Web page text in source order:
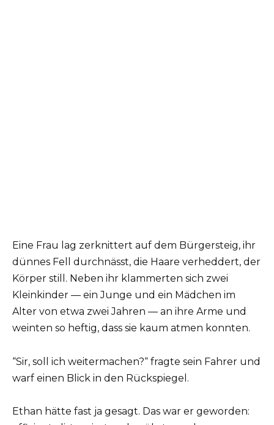
Eine Frau lag zerknittert auf dem Bürgersteig, ihr
dünnes Fell durchnässt, die Haare verheddert, der
Körper still. Neben ihr klammerten sich zwei
Kleinkinder — ein Junge und ein Mädchen im
Alter von etwa zwei Jahren — an ihre Arme und
weinten so heftig, dass sie kaum atmen konnten.
“Sir, soll ich weitermachen?“ fragte sein Fahrer und
warf einen Blick in den Rückspiegel.
Ethan hätte fast ja gesagt. Das war er geworden: